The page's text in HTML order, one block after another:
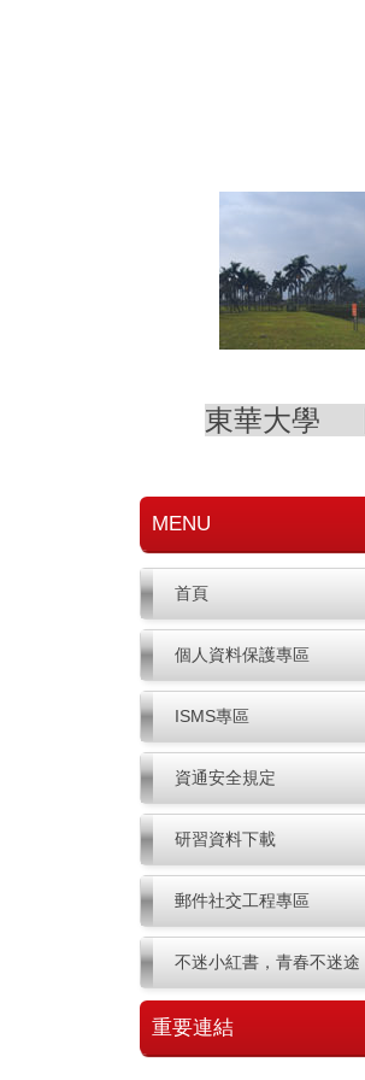
東華大學
MENU
首頁
個人資料保護專區
ISMS專區
資通安全規定
研習資料下載
郵件社交工程專區
不迷小紅書，青春不迷途
重要連結